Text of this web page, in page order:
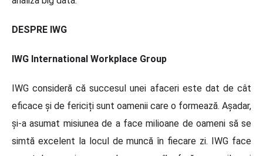
DESPRE IWG
IWG International Workplace Group
IWG consideră că succesul unei afaceri este dat de cât
eficace și de fericiți sunt oamenii care o formează. Așadar,
și-a asumat misiunea de a face milioane de oameni să se
simtă excelent la locul de muncă în fiecare zi. IWG face